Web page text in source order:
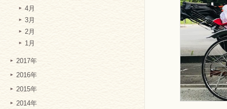
4月
3月
2月
1月
2017年
2016年
2015年
2014年